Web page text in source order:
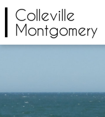
Colleville
Montgomery